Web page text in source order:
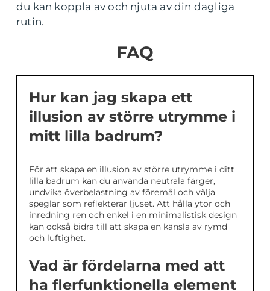
du kan koppla av och njuta av din dagliga
rutin.
FAQ
Hur kan jag skapa ett
illusion av större utrymme i
mitt lilla badrum?
För att skapa en illusion av större utrymme i ditt
lilla badrum kan du använda neutrala färger,
undvika överbelastning av föremål och välja
speglar som reflekterar ljuset. Att hålla ytor och
inredning ren och enkel i en minimalistisk design
kan också bidra till att skapa en känsla av rymd
och luftighet.
Vad är fördelarna med att
ha flerfunktionella element